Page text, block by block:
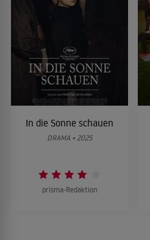
In die Sonne schauen
DRAMA • 2025
prisma-Redaktion